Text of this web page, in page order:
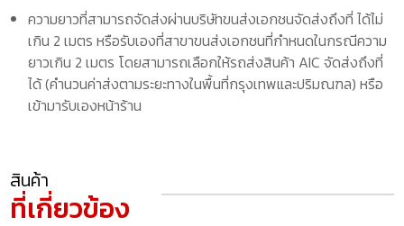
ความยาวที่สามารถจัดส่งผ่านบริษัทขนส่งเอกชนจัดส่งถึงที่ ได้ไม่
เกิน 2 เมตร หรือรับเองที่สาขาขนส่งเอกชนที่กำหนดในกรณีความ
ยาวเกิน 2 เมตร โดยสามารถเลือกให้รถส่งสินค้า AIC จัดส่งถึงที่
ได้ (คำนวนค่าส่งตามระยะทางในพื้นที่กรุงเทพและปริมณฑล) หรือ
เข้ามารับเองหน้าร้าน
สินค้า
ที่เกี่ยวข้อง